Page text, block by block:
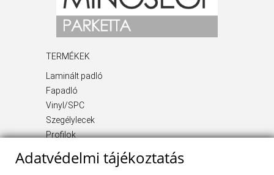
TERMÉKEK
Laminált padló
Fapadló
Vinyl/SPC
Szegélylecek
Profilok
Kiegészítő termékek
Adatvédelmi tájékoztatás